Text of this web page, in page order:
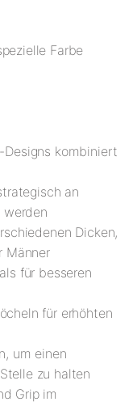
Farbe
kombiniert
an
werden
Dicken,
Männer
für besseren
für erhöhten
um einen
zu halten
Grip im